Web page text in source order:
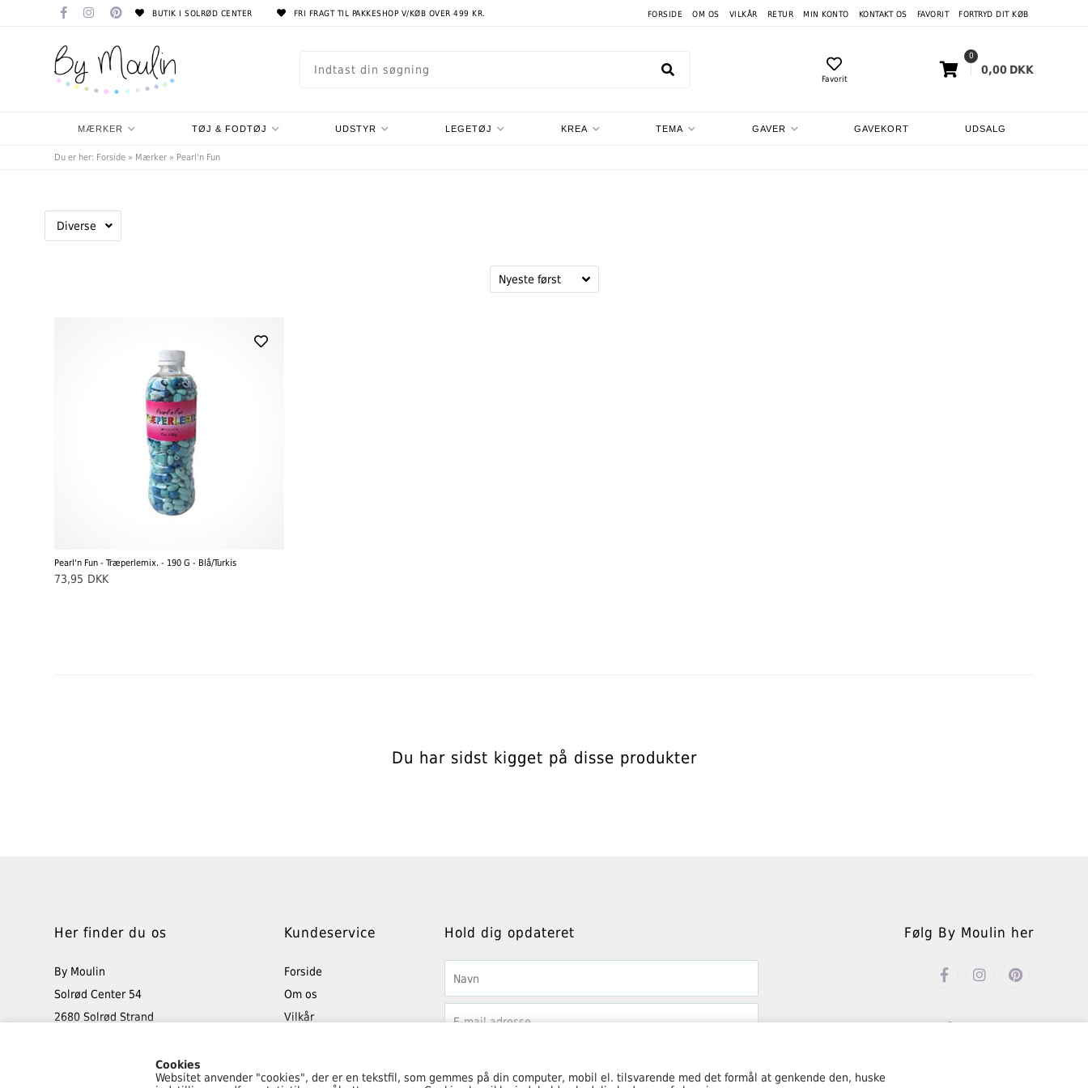
Cookies
Websitet anvender "cookies", der er en tekstfil, som gemmes på din computer, mobil el. tilsvarende med det formål at genkende den, huske
BUTIK I SOLRØD CENTER FRI FRAGT TIL PAKKESHOP V/KØB OVER 499 KR. FORSIDE OM OS VILKÅR RETUR MIN KONTO KONTAKT OS FAVORIT FORTRYD DIT KØB
Favorit
0
0,00 DKK
MÆRKER TØJ & FODTØJ UDSTYR LEGETØJ KREA TEMA GAVER GAVEKORT UDSALG
Du er her: Forside » Mærker » Pearl'n Fun
Diverse
Pearl'n Fun - Træperlemix. - 190 G - Blå/Turkis
73,95 DKK
Du har sidst kigget på disse produkter
Her finder du os
By Moulin
Solrød Center 54
2680 Solrød Strand
Kundeservice
Forside
Om os
Vilkår
Kontakt os
Hold dig opdateret Følg By Moulin her